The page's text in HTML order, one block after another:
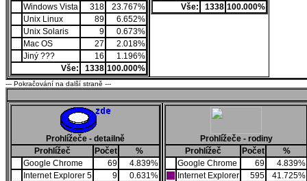
Windows Vista
318
23.767%
Unix Linux
89
6.652%
Unix Solaris
9
0.673%
Mac OS
27
2.018%
Jiný ???
16
1.196%
Vše:
1338 100.000%
Vše:
1338 100.000%
--- Pokračování na další straně ---
Prohlížeče - detailně
Prohlížeč
Počet
%
Google Chrome
69
4.839%
Internet Explorer 5
9
0.631%
Prohlížeče - rodiny
Prohlížeč
Počet
%
Google Chrome
69
4.839%
Internet Explorer
595
41.725%